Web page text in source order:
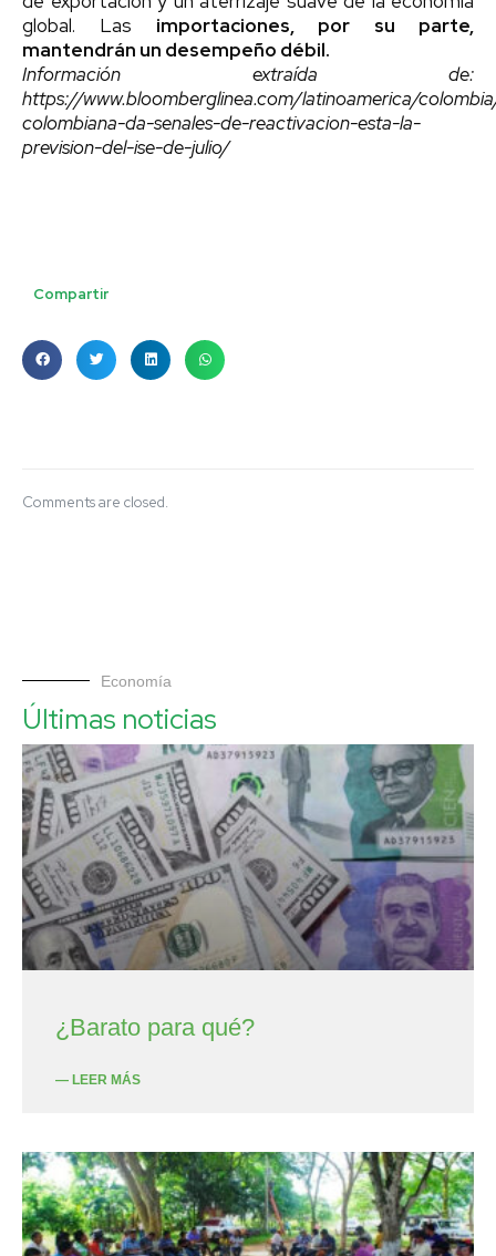
global. Las importaciones, por su parte,
mantendrán un desempeño débil.
Información extraída de:
https://www.bloomberglinea.com/latinoamerica/
colombiana-da-senales-de-reactivacion-esta-la-
prevision-del-ise-de-julio/
Compartir
Comments are closed.
Economía
Últimas noticias
¿Barato para qué?
— LEER MÁS